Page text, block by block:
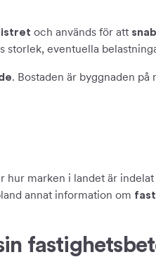
och används för att
storlek, eventuella
. Bostaden är byggnaden
marken i landet är
annat information om